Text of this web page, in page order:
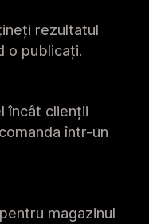
rezultatul
o publicați.
încât clienții
într-un
magazinul